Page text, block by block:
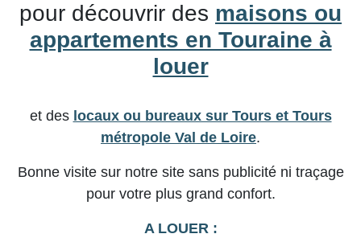
pour découvrir des maisons ou
appartements en Touraine à
louer
et des locaux ou bureaux sur Tours et Tours
métropole Val de Loire.
Bonne visite sur notre site sans publicité ni traçage
pour votre plus grand confort.
A LOUER :